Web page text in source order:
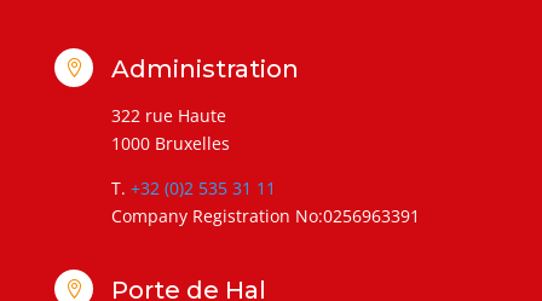
 Administration
322 rue Haute
1000 Bruxelles
T. +32 (0)2 535 31 11
Company Registration No:0256963391
 Porte de Hal